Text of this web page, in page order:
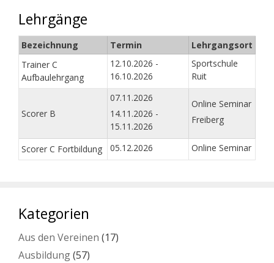
Lehrgänge
Bezeichnung Termin
Lehrgangsort
Trainer C
Aufbaulehrgang
12.10.2026 -
16.10.2026
Sportschule
Ruit
Scorer B
07.11.2026
14.11.2026 -
15.11.2026
Online Seminar
Freiberg
Scorer C Fortbildung 05.12.2026 Online Seminar
Kategorien
Aus den Vereinen (17)
Ausbildung(57)